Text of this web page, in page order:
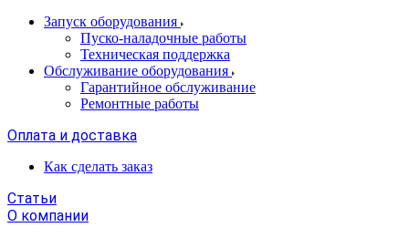
Запуск оборудования
Пуско-наладочные работы
Техническая поддержка
Обслуживание оборудования
Гарантийное обслуживание
Ремонтные работы
Оплата и доставка
Как сделать заказ
Статьи
О компании